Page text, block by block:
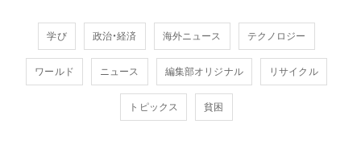
学び 政治・経済 海外ニュース テクノロジー
ワールド ニュース 編集部オリジナル リサイクル
トピックス 貧困